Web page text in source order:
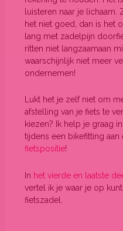
luisteren naar je
het niet goed, dan is het
lang met zadelpijn
ritten niet langzaamaan
waarschijnlijk niet meer
ondernemen!
Lukt het je zelf niet om
afstelling van je fiets te
kiezen? Ik help je graag
tijdens een bikefitting aan
fietspositie!
In het vierde en laatste
vertel ik je waar je op
fietszadel.